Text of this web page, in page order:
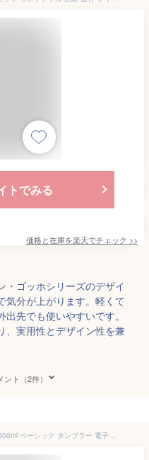
トでみる
価格と在庫を楽天でチェック >>
・ゴッホシリーズのデザイ
気分が上がります。軽くて
先でも使いやすいです。
、実用性とデザイン性を兼
ト（2件）
TAKENAKA（竹中） Basic Tumbler 500ml ベーシック タンブラー 電子レンジ対応 食洗機対応 日本製 BPAフリー LEADフリー マイボトル コーヒー 軽量 おしゃれ マグ サステナブル プレゼント ギフト カフェ かわいい 日常使い オフィス アウトドア 洗いやすい ランチタイム